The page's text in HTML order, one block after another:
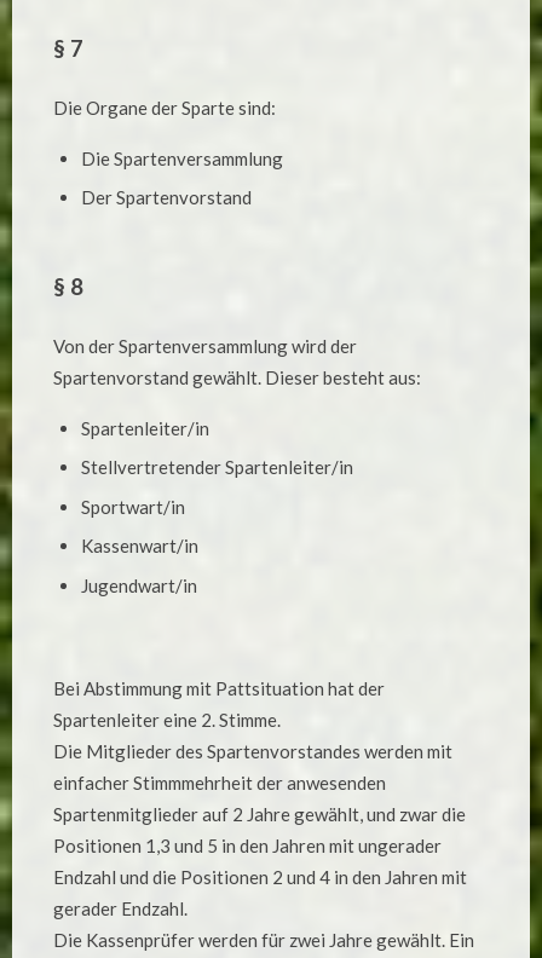
§ 7
Die Organe der Sparte sind:
Die Spartenversammlung
Der Spartenvorstand
§ 8
Von der Spartenversammlung wird der
Spartenvorstand gewählt. Dieser besteht aus:
Spartenleiter/in
Stellvertretender Spartenleiter/in
Sportwart/in
Kassenwart/in
Jugendwart/in
Bei Abstimmung mit Pattsituation hat der
Spartenleiter eine 2. Stimme.
Die Mitglieder des Spartenvorstandes werden mit
einfacher Stimmmehrheit der anwesenden
Spartenmitglieder auf 2 Jahre gewählt, und zwar die
Positionen 1,3 und 5 in den Jahren mit ungerader
Endzahl und die Positionen 2 und 4 in den Jahren mit
gerader Endzahl.
Die Kassenprüfer werden für zwei Jahre gewählt. Ein